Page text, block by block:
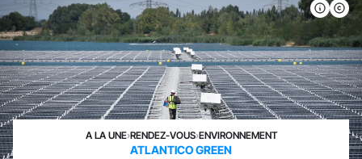
A LA UNE›RENDEZ-VOUS›ENVIRONNEMENT
ATLANTICO GREEN